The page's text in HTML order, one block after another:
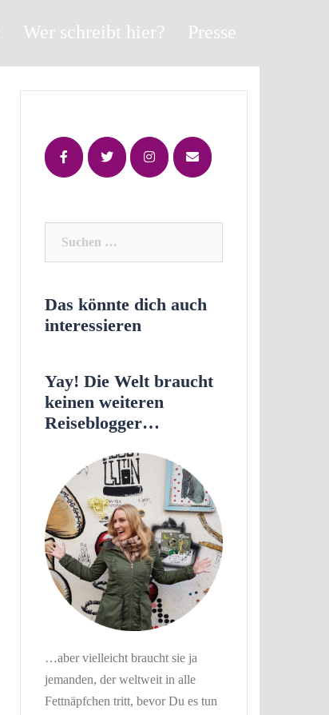
Wer schreibt hier? Presse
Das könnte dich auch
interessieren
Yay! Die Welt braucht
keinen weiteren
Reiseblogger…
…aber vielleicht braucht sie ja
jemanden, der weltweit in alle
Fettnäpfchen tritt, bevor Du es tun